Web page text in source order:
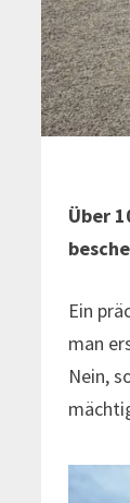
Über
Ein
man
Nein,